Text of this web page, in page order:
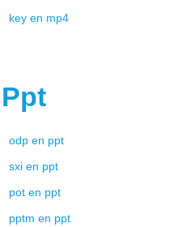
key en mp4
Ppt
odp en ppt
sxi en ppt
pot en ppt
pptm en ppt